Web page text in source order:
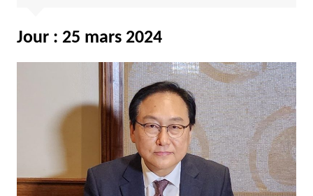
Jour : 25 mars 2024